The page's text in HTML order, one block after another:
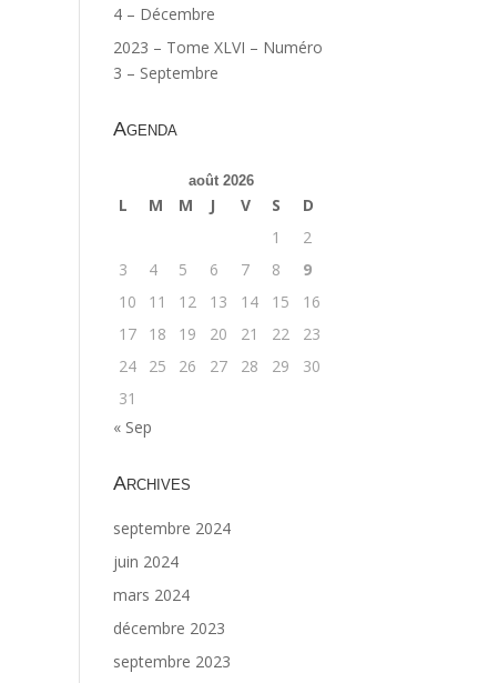
4 – Décembre
2023 – Tome XLVI – Numéro
3 – Septembre
Agenda
août 2026
L M M J V S
D
1
2
3
4 5 6 7 8
9
10
11 12 13 14 15
16
17
18 19 20 21 22
23
24
25 26 27 28 29
30
31
« Sep
Archives
septembre 2024
juin 2024
mars 2024
décembre 2023
septembre 2023